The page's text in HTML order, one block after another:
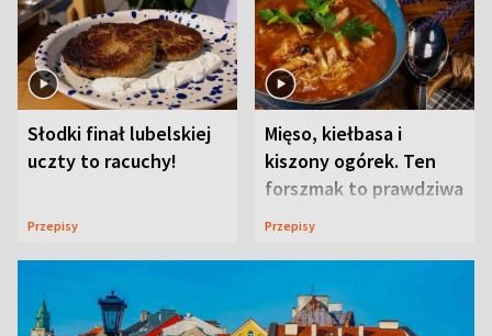
Słodki finał lubelskiej
uczty to racuchy!
Przepisy
Mięso, kiełbasa i
kiszony ogórek. Ten
forszmak to prawdziwa
uczta
Przepisy